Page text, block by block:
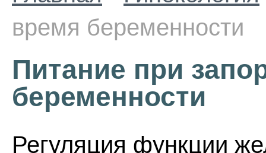
время беременности
Питание при
беременности
Регуляция функции